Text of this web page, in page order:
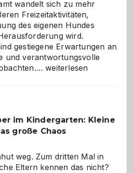
wandelt sich zu mehr
Freizeitaktivitäten,
des eigenen Hundes
wird.
gestiegene Erwartungen an
und verantwortungsvolle
Betreuung
ist
eine
weiterlesen
im Kindergarten: Kleine
große Chaos
weg. Zum dritten Mal in
Eltern kennen das nicht?